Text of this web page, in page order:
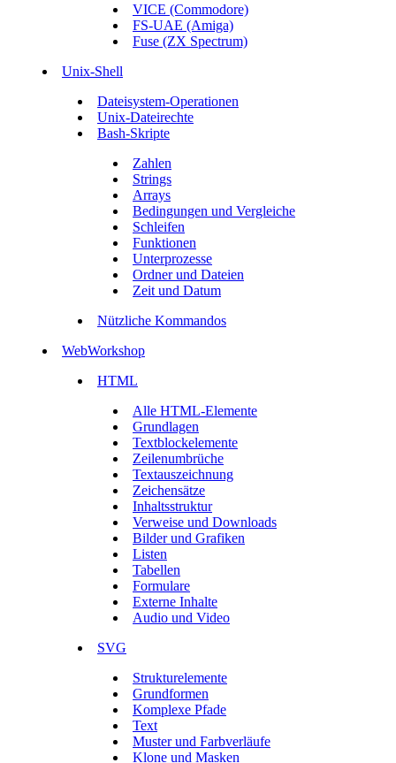
VICE (Commodore)
FS-UAE (Amiga)
Fuse (ZX Spectrum)
Unix-Shell
Dateisystem-Operationen
Unix-Dateirechte
Bash-Skripte
Zahlen
Strings
Arrays
Bedingungen und Vergleiche
Schleifen
Funktionen
Unterprozesse
Ordner und Dateien
Zeit und Datum
Nützliche Kommandos
WebWorkshop
HTML
Alle HTML-Elemente
Grundlagen
Textblockelemente
Zeilenumbrüche
Textauszeichnung
Zeichensätze
Inhaltsstruktur
Verweise und Downloads
Bilder und Grafiken
Listen
Tabellen
Formulare
Externe Inhalte
Audio und Video
SVG
Strukturelemente
Grundformen
Komplexe Pfade
Text
Muster und Farbverläufe
Klone und Masken